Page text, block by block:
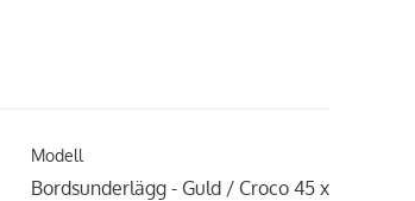
Modell
Bordsunderlägg - Guld / Croco 45 x